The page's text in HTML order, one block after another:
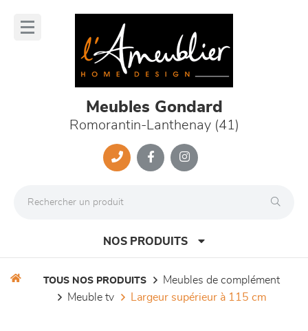
Meubles Gondard
Romorantin-Lanthenay (41)
NOS PRODUITS
TOUS NOS PRODUITS
meubles de complément
meuble tv
largeur supérieur à 115 cm